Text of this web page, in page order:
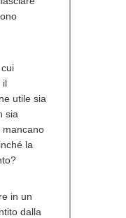
il
utile sia
sia
mancano
la
in un
dalla